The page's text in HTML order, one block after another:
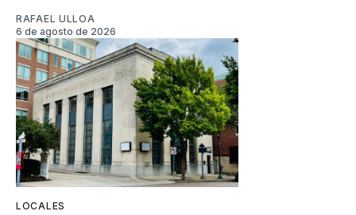
RAFAEL ULLOA
6 de agosto de 2026
LOCALES